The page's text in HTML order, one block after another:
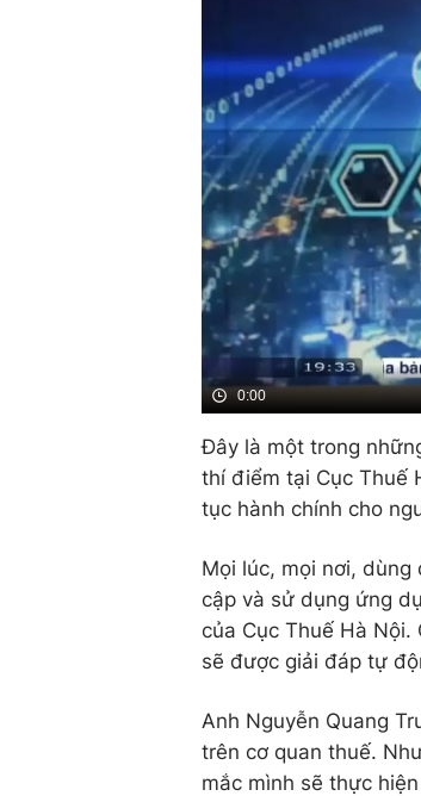
0:00
Đây là một trong
thí điểm tại Cục Thuế
tục hành chính cho
Mọi lúc, mọi nơi,
cập và sử dụng ứng
của Cục Thuế Hà
sẽ được giải đáp tự
Anh Nguyễn Quang
trên cơ quan thuế.
mắc mình sẽ thực hiện